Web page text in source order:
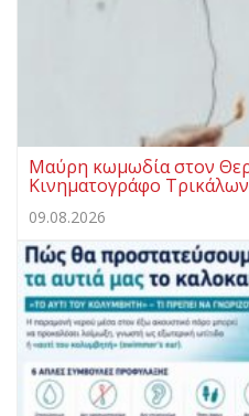
Μαύρη κωμωδία στον
Κινηματογράφο Τρικάλων
09.08.2026